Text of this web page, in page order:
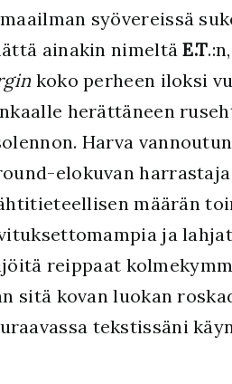
syövereissä
ainakin nimeltäE.T
koko perheen iloksi
herättäneen
Harva
elokuvan harrastaja
määrän
ja
reippaat
sitä kovan luokan
tekstissäni